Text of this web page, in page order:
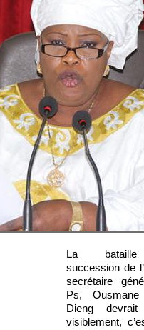
La
succession de
secrétaire
Ps, Ousmane
Dieng
visiblement,